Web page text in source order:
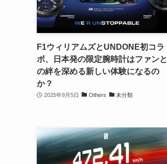
F1ウィリアムズとUNDONE初コラ
ボ、日本発の限定腕時計はファンと
の絆を深める新しい体験になるの
か？
2025年9月5日 Others 未分類